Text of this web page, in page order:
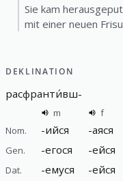
Sie kam
mit einer neuen
DEKLINATION
расфранти́вш-
m f
Nom.
-ийся -аяся
Gen. -егося -ейся
Dat. -емуся -ейся